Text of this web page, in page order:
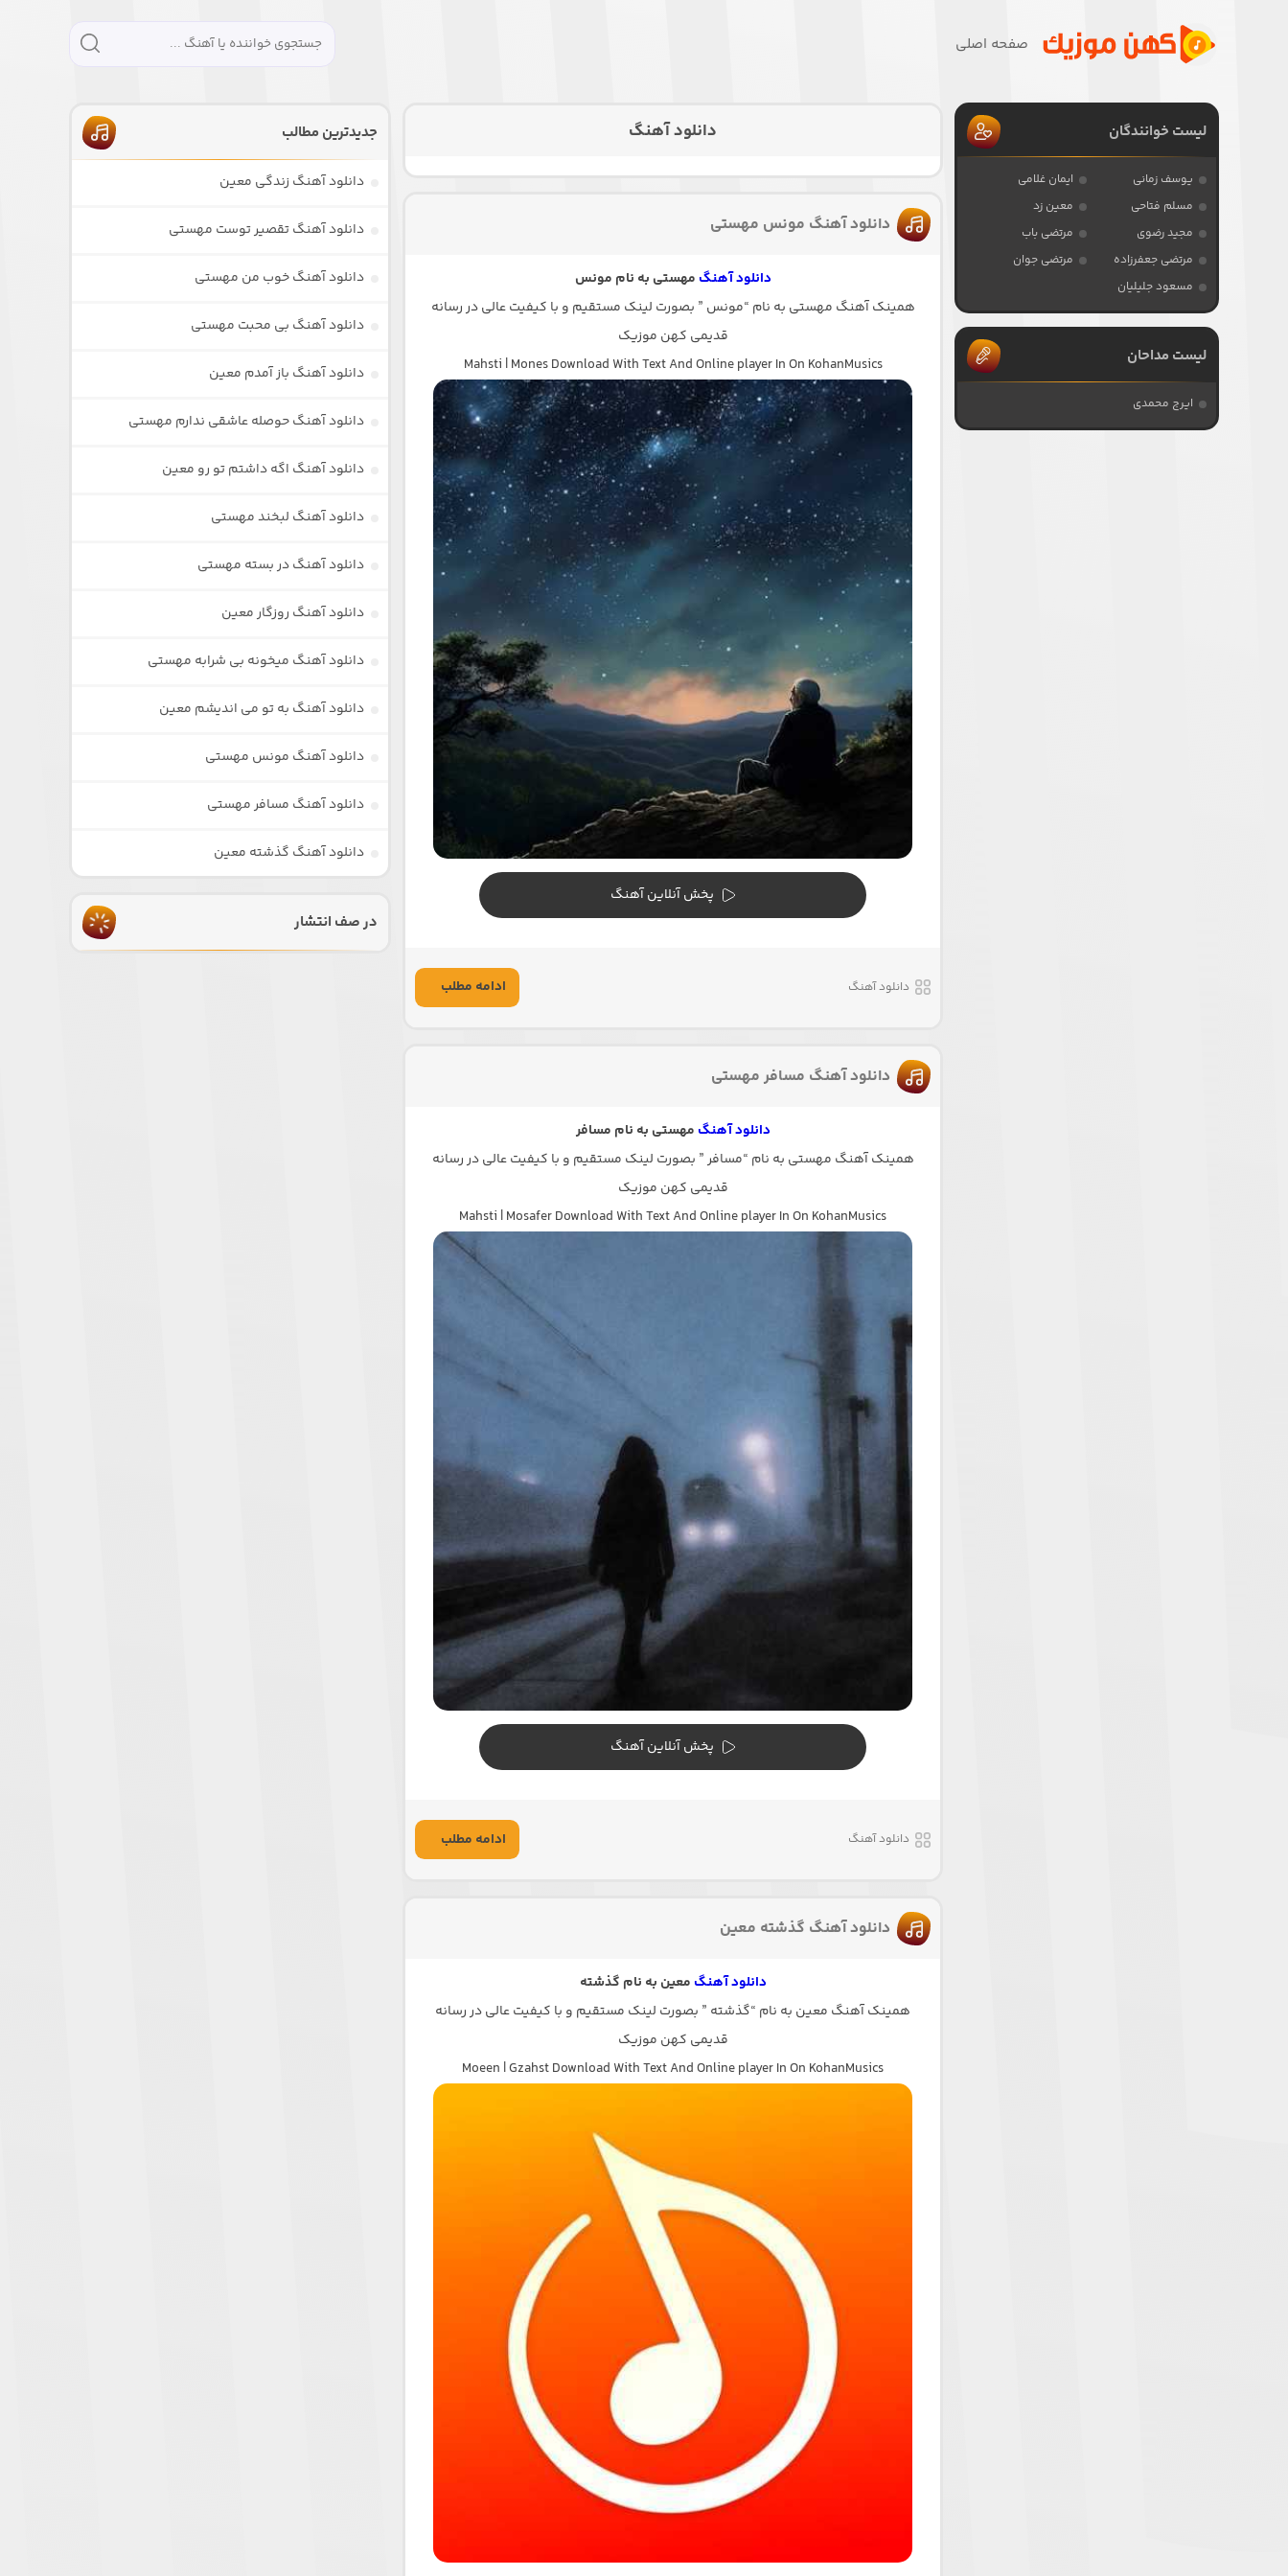
صفحه اصلی
دانلود آهنگ
دانلود آهنگ مونس مهستی
دانلود آهنگ مهستی به نام مونس
همینک آهنگ مهستی به نام “مونس ” بصورت لینک مستقیم و با کیفیت عالی در رسانه
قدیمی کهن موزیک
Mahsti | Mones Download With Text And Online player In On KohanMusics
پخش آنلاین آهنگ
دانلود آهنگ ادامه مطلب
دانلود آهنگ مسافر مهستی
دانلود آهنگ مهستی به نام مسافر
همینک آهنگ مهستی به نام “مسافر ” بصورت لینک مستقیم و با کیفیت عالی در رسانه
قدیمی کهن موزیک
Mahsti | Mosafer Download With Text And Online player In On KohanMusics
پخش آنلاین آهنگ
دانلود آهنگ ادامه مطلب
دانلود آهنگ گذشته معین
دانلود آهنگ معین به نام گذشته
همینک آهنگ معین به نام “گذشته ” بصورت لینک مستقیم و با کیفیت عالی در رسانه
قدیمی کهن موزیک
Moeen | Gzahst Download With Text And Online player In On KohanMusics
لیست خوانندگان
یوسف زمانی
ایمان غلامی
مسلم فتاحی
معین زد
مجید رضوی
مرتضی باب
مرتضی جعفرزاده
مرتضی جوان
مسعود جلیلیان
لیست مداحان
ایرج محمدی
جدیدترین مطالب
دانلود آهنگ زندگی معین
دانلود آهنگ تقصیر توست مهستی
دانلود آهنگ خوب من مهستی
دانلود آهنگ بی محبت مهستی
دانلود آهنگ باز آمدم معین
دانلود آهنگ حوصله عاشقی ندارم مهستی
دانلود آهنگ اگه داشتم تو رو معین
دانلود آهنگ لبخند مهستی
دانلود آهنگ در بسته مهستی
دانلود آهنگ روزگار معین
دانلود آهنگ میخونه بی شرابه مهستی
دانلود آهنگ به تو می اندیشم معین
دانلود آهنگ مونس مهستی
دانلود آهنگ مسافر مهستی
دانلود آهنگ گذشته معین
در صف انتشار